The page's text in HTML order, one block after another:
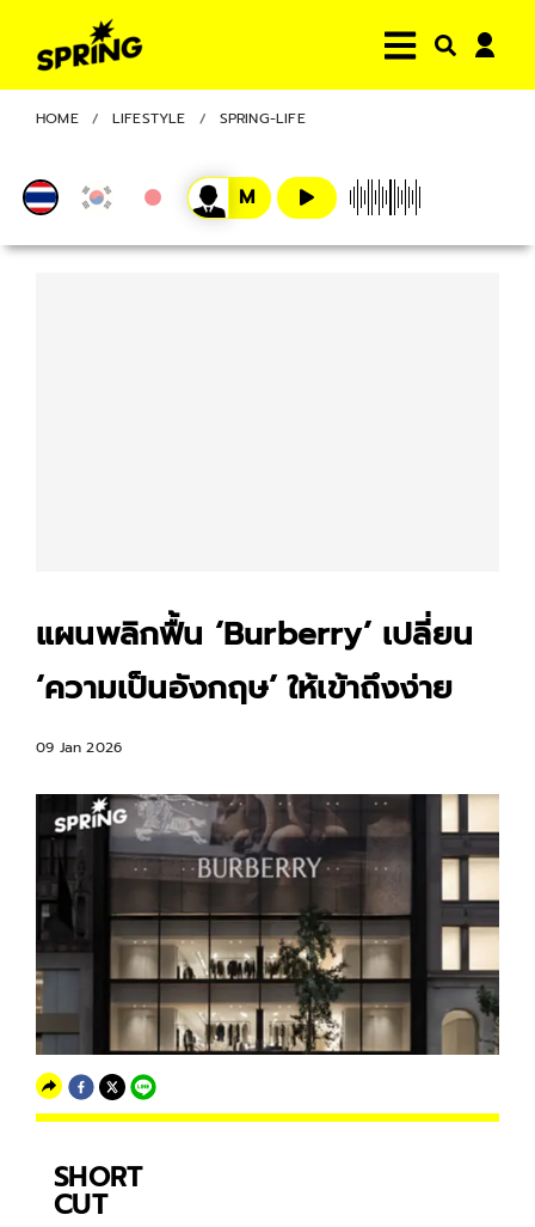
HOME LIFESTYLE SPRING-LIFE
แผนพลิกฟื้น ‘Burberry’ เปลี่ยน
‘ความเป็นอังกฤษ’ ให้เข้าถึงง่าย
09 Jan 2026
SHORT
CUT